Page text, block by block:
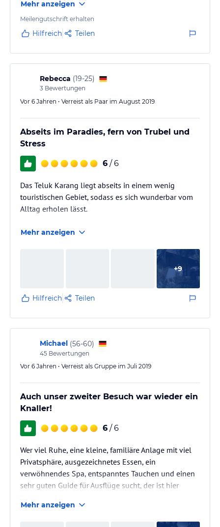
Mehr anzeigen
Meilengutschrift erhalten
Hilfreich Teilen
Rebecca (19-25)
3 Bewertungen
Vor 6 Jahren • Verreist als Paar im August 2019
Abseits im Paradies, fern von Trubel und
Stress
6 / 6
Das Teluk Karang liegt abseits in einem wenig
touristischen Gebiet, sodass es sich wunderbar vom
Alltag erholen lässt.
Mehr anzeigen
+9
Hilfreich Teilen
Michael (56-60)
45 Bewertungen
Vor 6 Jahren • Verreist als Gruppe im Juli 2019
Auch unser zweiter Besuch war wieder ein
Knaller!
6 / 6
Wer viel Ruhe, eine kleine, familiäre Anlage mit viel
Privatsphäre, ausgezeichnetes Essen, ein
verwöhnendes Spa, entspanntes Tauchen und einen
sehr guten Guide für Ausflüge sucht, der ist hier
Resort hat uns 2017 so gut gefallen, dass wir dieses
Jahr erneut her kamen. Und wir wurden in keinster
Mehr anzeigen